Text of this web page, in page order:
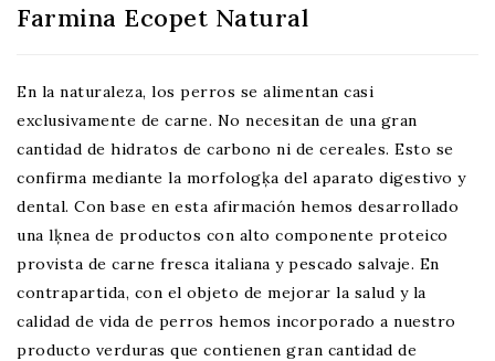
Farmina Ecopet Natural
En la naturaleza, los perros se alimentan casi
exclusivamente de carne. No necesitan de una gran
cantidad de hidratos de carbono ni de cereales. Esto se
confirma mediante la morfologķa del aparato digestivo y
dental. Con base en esta afirmación hemos desarrollado
una lķnea de productos con alto componente proteico
provista de carne fresca italiana y pescado salvaje. En
contrapartida, con el objeto de mejorar la salud y la
calidad de vida de perros hemos incorporado a nuestro
producto verduras que contienen gran cantidad de